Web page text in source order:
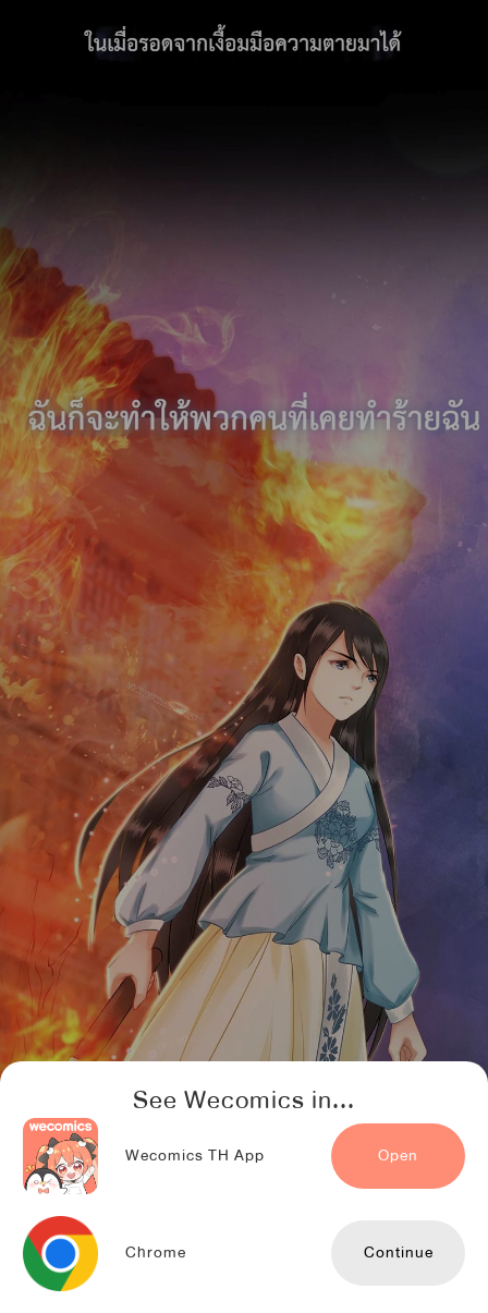
See Wecomics in...
Wecomics TH App Open
Chrome Continue